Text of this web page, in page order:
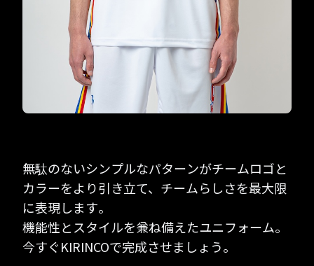
無駄のないシンプルなパターンがチームロゴと
カラーをより引き立て、チームらしさを最大限
に表現します。
機能性とスタイルを兼ね備えたユニフォーム。
今すぐKIRINCOで完成させましょう。